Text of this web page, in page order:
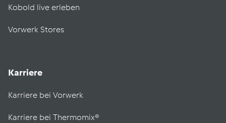
Kobold live erleben
Vorwerk Stores
Karriere
Karriere bei Vorwerk
Karriere bei Thermomix®